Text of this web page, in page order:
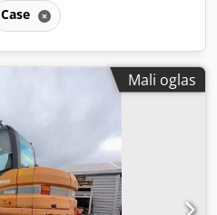
Case
Mali oglas